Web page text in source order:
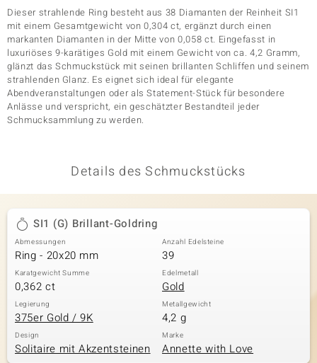
Dieser strahlende Ring besteht aus 38 Diamanten der Reinheit SI1
mit einem Gesamtgewicht von 0,304 ct, ergänzt durch einen
markanten Diamanten in der Mitte von 0,058 ct. Eingefasst in
luxuriöses 9-karätiges Gold mit einem Gewicht von ca. 4,2 Gramm,
glänzt das Schmuckstück mit seinen brillanten Schliffen und seinem
strahlenden Glanz. Es eignet sich ideal für elegante
Abendveranstaltungen oder als Statement-Stück für besondere
Anlässe und verspricht, ein geschätzter Bestandteil jeder
Schmucksammlung zu werden.
Details des Schmuckstücks
SI1 (G) Brillant-Goldring
Abmessungen
Ring - 20x20 mm
Anzahl Edelsteine
39
Karatgewicht Summe
0,362 ct
Edelmetall
Gold
Legierung
375er Gold / 9K
Metallgewicht
4,2 g
Design
Solitaire mit Akzentsteinen
Marke
Annette with Love